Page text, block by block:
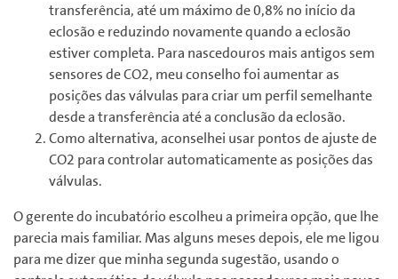
transferência, até um máximo de 0,8% no início da
eclosão e reduzindo novamente quando a eclosão
estiver completa. Para nascedouros mais antigos sem
sensores de CO2, meu conselho foi aumentar as
posições das válvulas para criar um perfil semelhante
desde a transferência até a conclusão da eclosão.
Como alternativa, aconselhei usar pontos de ajuste de
CO2 para controlar automaticamente as posições das
válvulas.
O gerente do incubatório escolheu a primeira opção, que lhe
parecia mais familiar. Mas alguns meses depois, ele me ligou
para me dizer que minha segunda sugestão, usando o